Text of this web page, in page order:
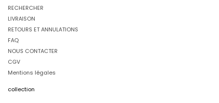
RECHERCHER
LIVRAISON
RETOURS ET ANNULATIONS
FAQ
NOUS CONTACTER
CGV
Mentions légales
collection